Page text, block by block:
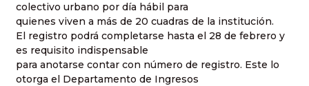
colectivo urbano por día hábil para
quienes viven a más de 20 cuadras de la institución.
El registro podrá completarse hasta el 28 de febrero y
es requisito indispensable
para anotarse contar con número de registro. Este lo
otorga el Departamento de Ingresos